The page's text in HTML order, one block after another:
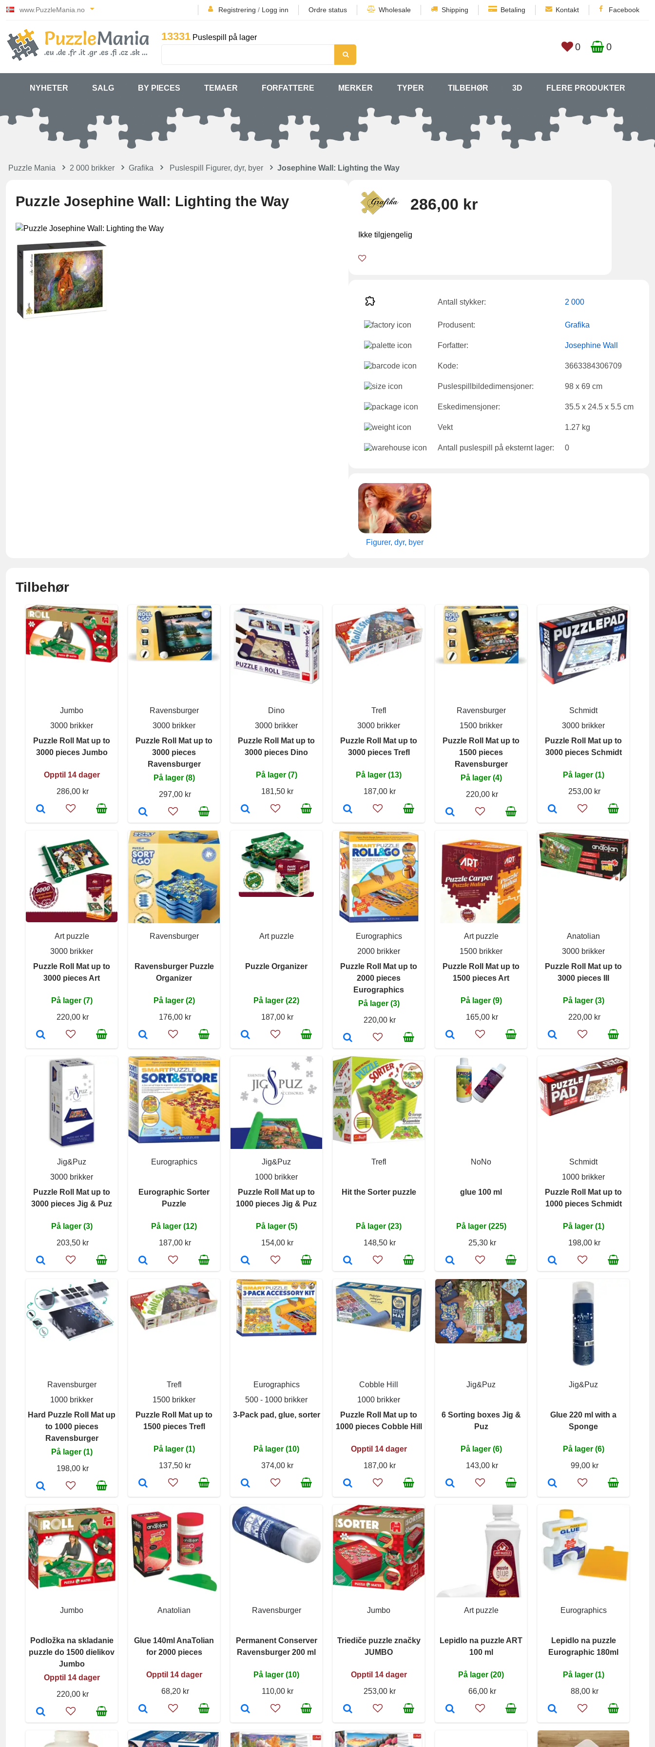
www.PuzzleMania.no Registrering / Logg inn Ordre status Wholesale Shipping Betaling Kontakt Facebook
13331 Puslespill på lager
0 0
NYHETER SALG BY PIECES TEMAER FORFATTERE MERKER TYPER TILBEHØR 3D FLERE PRODUKTER
Puzzle Mania 2 000 brikker Grafika Puslespill Figurer, dyr, byer Josephine Wall: Lighting the Way
Puzzle Josephine Wall: Lighting the Way 286,00 kr
Ikke tilgjengelig
Antall stykker: 2 000
Produsent: Grafika
Forfatter: Josephine Wall
Kode: 3663384306709
Puslespillbildedimensjoner: 98 x 69 cm
Eskedimensjoner: 35.5 x 24.5 x 5.5 cm
Vekt 1.27 kg
Antall puslespill på eksternt lager: 0
Figurer, dyr, byer
Tilbehør
Jumbo
3000 brikker
Puzzle Roll Mat up to
3000 pieces Jumbo
Opptil 14 dager
286,00 kr
Ravensburger
3000 brikker
Puzzle Roll Mat up to
3000 pieces
Ravensburger
På lager (8)
297,00 kr
Dino
3000 brikker
Puzzle Roll Mat up to
3000 pieces Dino
På lager (7)
181,50 kr
Trefl
3000 brikker
Puzzle Roll Mat up to
3000 pieces Trefl
På lager (13)
187,00 kr
Ravensburger
1500 brikker
Puzzle Roll Mat up to
1500 pieces
Ravensburger
På lager (4)
220,00 kr
Schmidt
3000 brikker
Puzzle Roll Mat up to
3000 pieces Schmidt
På lager (1)
253,00 kr
Art puzzle
3000 brikker
Puzzle Roll Mat up to
3000 pieces Art
På lager (7)
220,00 kr
Ravensburger
Ravensburger Puzzle
Organizer
På lager (2)
176,00 kr
Art puzzle
Puzzle Organizer
På lager (22)
187,00 kr
Eurographics
2000 brikker
Puzzle Roll Mat up to
2000 pieces
Eurographics
På lager (3)
220,00 kr
Art puzzle
1500 brikker
Puzzle Roll Mat up to
1500 pieces Art
På lager (9)
165,00 kr
Anatolian
3000 brikker
Puzzle Roll Mat up to
3000 pieces III
På lager (3)
220,00 kr
Jig&Puz
3000 brikker
Puzzle Roll Mat up to
3000 pieces Jig & Puz
På lager (3)
203,50 kr
Eurographics
Eurographic Sorter
Puzzle
På lager (12)
187,00 kr
Jig&Puz
1000 brikker
Puzzle Roll Mat up to
1000 pieces Jig & Puz
På lager (5)
154,00 kr
Trefl
Hit the Sorter puzzle
På lager (23)
148,50 kr
NoNo
glue 100 ml
På lager (225)
25,30 kr
Schmidt
1000 brikker
Puzzle Roll Mat up to
1000 pieces Schmidt
På lager (1)
198,00 kr
Ravensburger
1000 brikker
Hard Puzzle Roll Mat up
to 1000 pieces
Ravensburger
På lager (1)
198,00 kr
Trefl
1500 brikker
Puzzle Roll Mat up to
1500 pieces Trefl
På lager (1)
137,50 kr
Eurographics
500 - 1000 brikker
3-Pack pad, glue, sorter
På lager (10)
374,00 kr
Cobble Hill
1000 brikker
Puzzle Roll Mat up to
1000 pieces Cobble Hill
Opptil 14 dager
187,00 kr
Jig&Puz
6 Sorting boxes Jig &
Puz
På lager (6)
143,00 kr
Jig&Puz
Glue 220 ml with a
Sponge
På lager (6)
99,00 kr
Jumbo
Podložka na skladanie
puzzle do 1500 dielikov
Jumbo
Opptil 14 dager
220,00 kr
Anatolian
Glue 140ml AnaTolian
for 2000 pieces
Opptil 14 dager
68,20 kr
Ravensburger
Permanent Conserver
Ravensburger 200 ml
På lager (10)
110,00 kr
Jumbo
Triediče puzzle značky
JUMBO
Opptil 14 dager
253,00 kr
Art puzzle
Lepidlo na puzzle ART
100 ml
På lager (20)
66,00 kr
Eurographics
Lepidlo na puzzle
Eurographic 180ml
På lager (1)
88,00 kr